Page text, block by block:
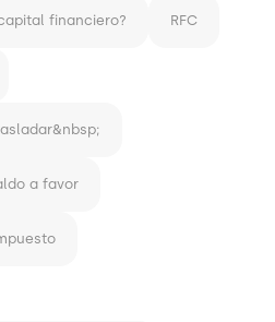
financiero? RFC
a favor